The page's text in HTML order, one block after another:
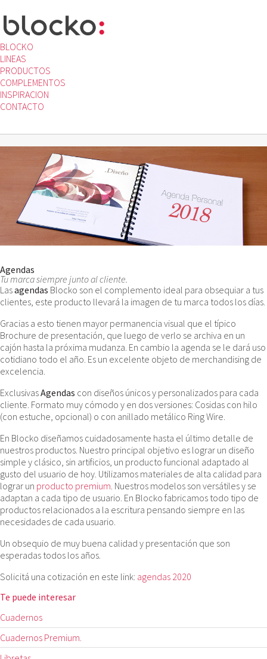
BLOCKO
LINEAS
PRODUCTOS
COMPLEMENTOS
INSPIRACION
CONTACTO
Agendas
Tu marca siempre junto al cliente.
Lasagendas Blocko son el complemento ideal para obsequiar a tus
clientes, este producto llevará la imagen de tu marca todos los días.
Gracias a esto tienen mayor permanencia visual que el típico
Brochure de presentación, que luego de verlo se archiva en un
cajón hasta la próxima mudanza. En cambio la agenda se le dará uso
cotidiano todo el año. Es un excelente objeto de merchandising de
excelencia.
ExclusivasAgendas con diseños únicos y personalizados para cada
cliente. Formato muy cómodo y en dos versiones: Cosidas con hilo
(con estuche, opcional) o con anillado metálico Ring Wire.
En Blocko diseñamos cuidadosamente hasta el último detalle de
nuestros productos. Nuestro principal objetivo es lograr un diseño
simple y clásico, sin artificios, un producto funcional adaptado al
gusto del usuario de hoy. Utilizamos materiales de alta calidad para
lograr un producto premium. Nuestros modelos son versátiles y se
adaptan a cada tipo de usuario. En Blocko fabricamos todo tipo de
productos relacionados a la escritura pensando siempre en las
necesidades de cada usuario.
Un obsequio de muy buena calidad y presentación que son
esperadas todos los años.
Solicitá una cotización en este link: agendas 2020
Te puede interesar
Cuadernos
Cuadernos Premium.